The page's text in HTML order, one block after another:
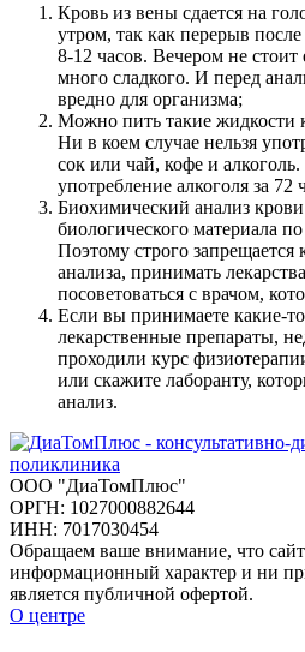
Кровь из вены сдается на
утром, так как перерыв
8-12 часов. Вечером не
много сладкого. И перед
вредно для организма;
Можно пить такие жидкости
Ни в коем случае нельзя
сок или чай, кофе и
употребление алкоголя за 72
Биохимический анализ крови
биологического материала
Поэтому строго запрещается
анализа, принимать
посоветоваться с врачом,
Если вы принимаете какие-
лекарственные препараты,
проходили курс
или скажите лаборанту,
анализ.
ООО "ДиаТомПлюс"
ОРГН: 1027000882644
ИНН: 7017030454
Обращаем ваше внимание, что
информационный характер и ни
является публичной офертой.
О центре